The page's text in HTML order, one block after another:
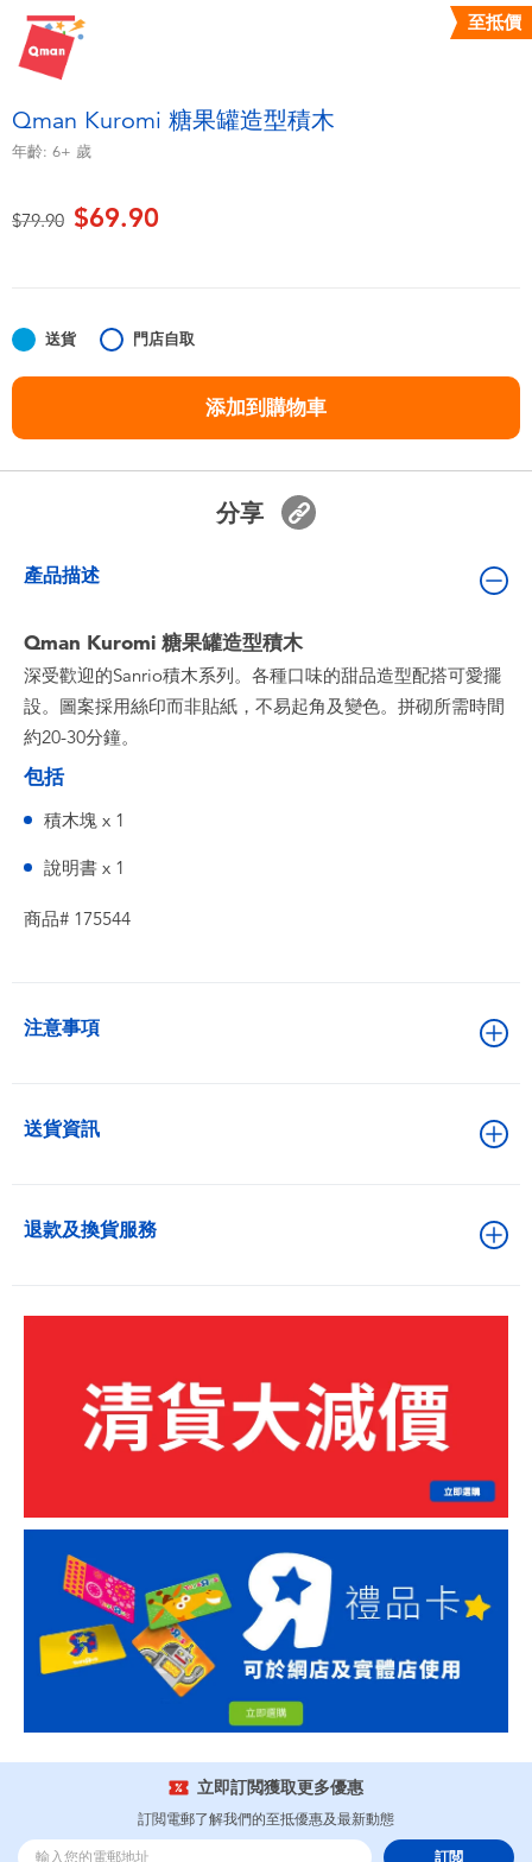
派對用品
毛毛公仔玩具
夏日用品
任天堂 Switch
Tomica多美 至抵價
Qman Kuromi 糖果罐造型積木
年齡: 6+ 歲
價格從
$79.90至$69.90
送貨 門店自取
添加到購物車
分享
產品描述
Qman Kuromi 糖果罐造型積木
深受歡迎的Sanrio積木系列。各種口味的甜品造型配搭可愛擺
設。圖案採用絲印而非貼紙，不易起角及變色。拼砌所需時間
約20-30分鐘。
包括
積木塊 x 1
說明書 x 1
商品# 175544
注意事項
送貨資訊
退款及換貨服務
立即訂閲獲取更多優惠
訂閲電郵了解我們的至抵優惠及最新動態
訂閲